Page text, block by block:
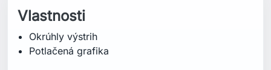
Vlastnosti
Okrúhly výstrih
Potlačená grafika